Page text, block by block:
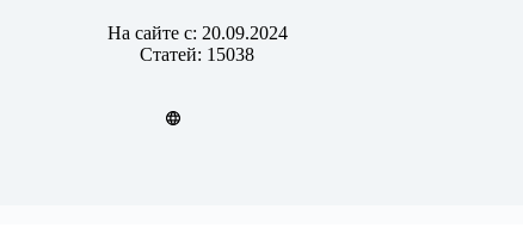
На сайте с: 20.09.2024
Статей: 15038